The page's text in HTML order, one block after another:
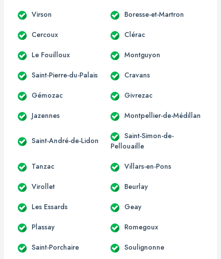
Virson Boresse-et-Martron
Cercoux Clérac
Le Fouilloux Montguyon
Saint-Pierre-du-Palais Cravans
Gémozac Givrezac
Jazennes Montpellier-de-Médillan
Saint-André-de-Lidon
Saint-Simon-de-
Pellouaille
Tanzac Villars-en-Pons
Virollet Beurlay
Les Essards Geay
Plassay Romegoux
Saint-Porchaire Soulignonne